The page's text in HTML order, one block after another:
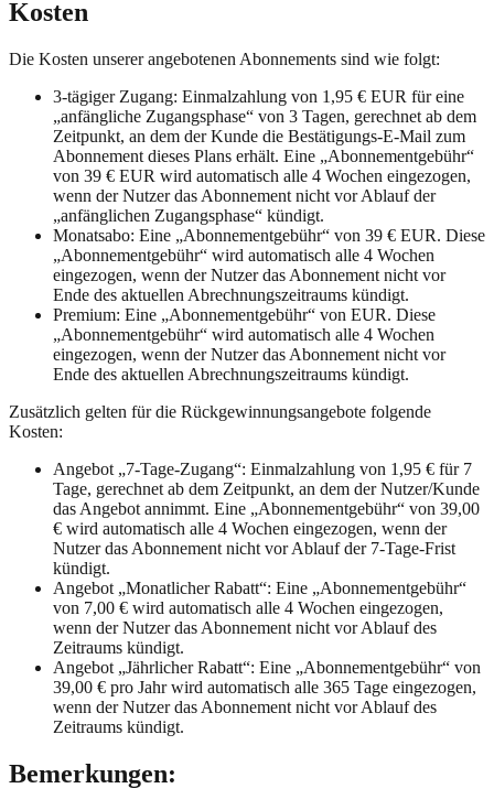
Kosten
Die Kosten unserer angebotenen Abonnements sind wie folgt:
3-tägiger Zugang: Einmalzahlung von 1,95 € EUR für eine
„anfängliche Zugangsphase“ von 3 Tagen, gerechnet ab dem
Zeitpunkt, an dem der Kunde die Bestätigungs-E-Mail zum
Abonnement dieses Plans erhält. Eine „Abonnementgebühr“
von 39 € EUR wird automatisch alle 4 Wochen eingezogen,
wenn der Nutzer das Abonnement nicht vor Ablauf der
„anfänglichen Zugangsphase“ kündigt.
Monatsabo: Eine „Abonnementgebühr“ von 39 € EUR. Diese
„Abonnementgebühr“ wird automatisch alle 4 Wochen
eingezogen, wenn der Nutzer das Abonnement nicht vor
Ende des aktuellen Abrechnungszeitraums kündigt.
Premium: Eine „Abonnementgebühr“ von EUR. Diese
„Abonnementgebühr“ wird automatisch alle 4 Wochen
eingezogen, wenn der Nutzer das Abonnement nicht vor
Ende des aktuellen Abrechnungszeitraums kündigt.
Zusätzlich gelten für die Rückgewinnungsangebote folgende
Kosten:
Angebot „7-Tage-Zugang“: Einmalzahlung von 1,95 € für 7
Tage, gerechnet ab dem Zeitpunkt, an dem der Nutzer/Kunde
das Angebot annimmt. Eine „Abonnementgebühr“ von 39,00
€ wird automatisch alle 4 Wochen eingezogen, wenn der
Nutzer das Abonnement nicht vor Ablauf der 7-Tage-Frist
kündigt.
Angebot „Monatlicher Rabatt“: Eine „Abonnementgebühr“
von 7,00 € wird automatisch alle 4 Wochen eingezogen,
wenn der Nutzer das Abonnement nicht vor Ablauf des
Zeitraums kündigt.
Angebot „Jährlicher Rabatt“: Eine „Abonnementgebühr“ von
39,00 € pro Jahr wird automatisch alle 365 Tage eingezogen,
wenn der Nutzer das Abonnement nicht vor Ablauf des
Zeitraums kündigt.
Bemerkungen: